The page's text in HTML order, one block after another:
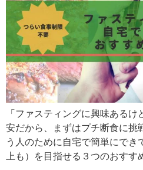
「ファスティングに興味ある
安だから、まずはプチ断食に挑
う人のために自宅で簡単にでき
上も）を目指せる３つのおす